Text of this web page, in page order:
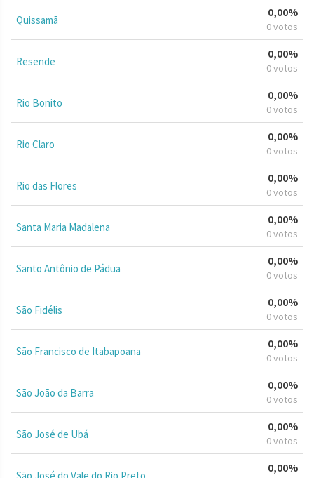
Quissamã
0,00%
0 votos
Resende
0,00%
0 votos
Rio Bonito
0,00%
0 votos
Rio Claro
0,00%
0 votos
Rio das Flores
0,00%
0 votos
Santa Maria Madalena
0,00%
0 votos
Santo Antônio de Pádua
0,00%
0 votos
São Fidélis
0,00%
0 votos
São Francisco de Itabapoana
0,00%
0 votos
São João da Barra
0,00%
0 votos
São José de Ubá
0,00%
0 votos
0,00%